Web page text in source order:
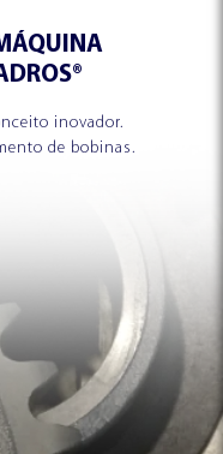
inovador.
de bobinas.